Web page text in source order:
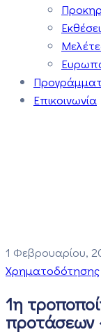
Επικοινωνία
1 Φεβρουαρίου,
Χρηματοδότησης
1η
προτάσεων